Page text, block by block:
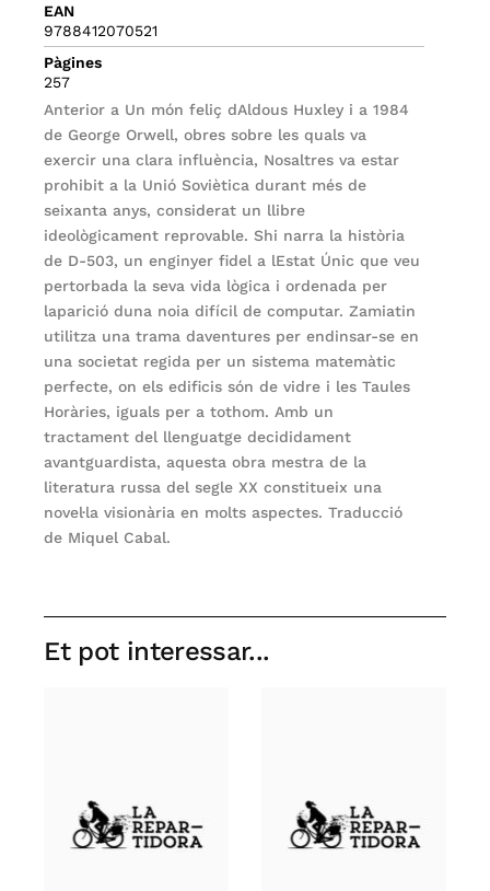
EAN
9788412070521
Pàgines
257
Anterior a Un món feliç dAldous Huxley i a 1984
de George Orwell, obres sobre les quals va
exercir una clara influència, Nosaltres va estar
prohibit a la Unió Soviètica durant més de
seixanta anys, considerat un llibre
ideològicament reprovable. Shi narra la història
de D-503, un enginyer fidel a lEstat Únic que veu
pertorbada la seva vida lògica i ordenada per
laparició duna noia difícil de computar. Zamiatin
utilitza una trama daventures per endinsar-se en
una societat regida per un sistema matemàtic
perfecte, on els edificis són de vidre i les Taules
Horàries, iguals per a tothom. Amb un
tractament del llenguatge decididament
avantguardista, aquesta obra mestra de la
literatura russa del segle XX constitueix una
novel·la visionària en molts aspectes. Traducció
de Miquel Cabal.
Et pot interessar...